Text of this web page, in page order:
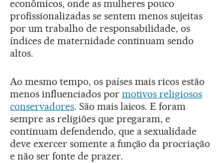
econômicos, onde as mulheres pouco
profissionalizadas se sentem menos sujeitas
por um trabalho de responsabilidade, os
índices de maternidade continuam sendo
altos.
Ao mesmo tempo, os países mais ricos estão
menos influenciados por motivos religiosos
conservadores. São mais laicos. E foram
sempre as religiões que pregaram, e
continuam defendendo, que a sexualidade
deve exercer somente a função da procriação
e não ser fonte de prazer.